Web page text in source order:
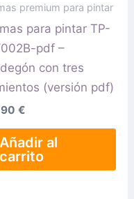
premium para pintar
para pintar TP-
pdf –
con tres
(versión pdf)
€
Añadir al
carrito